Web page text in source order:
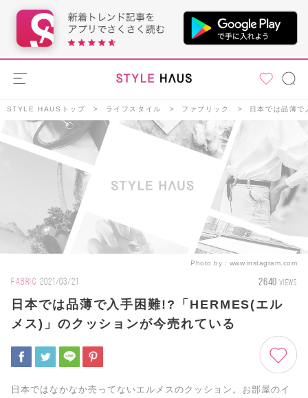
STYLE HAUSトップ ライフスタイル ファブリック 日本では品薄
Photo by： www.instagram.com
FABRIC 2021/03/21 2640 VIEWS
日本では品薄で入手困難!?「HERMES(エル
メス)」のクッションが今売れている
日本ではなかなか売ってないエルメスのクッション。お部屋のイ